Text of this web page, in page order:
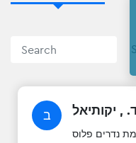
ב , יקותיאל
נדרים פלוס